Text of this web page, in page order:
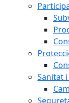
Sanitat